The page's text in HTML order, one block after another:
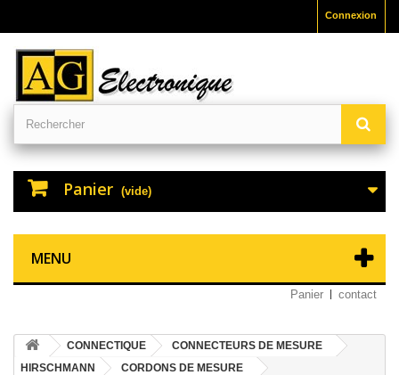
Connexion
Panier (vide)
MENU
Panier contact
CONNECTIQUE
CONNECTEURS DE MESURE
HIRSCHMANN
CORDONS DE MESURE